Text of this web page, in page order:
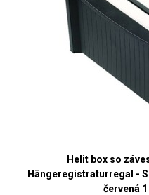
Helit box so
Hängeregistraturregal -
červená